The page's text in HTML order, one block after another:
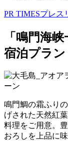
PR TIMESプレス
「鳴門海
宿泊プラン
鳴門鯛の霜ふり
げされた天然紅
料理をご用意。
おろしを上品に